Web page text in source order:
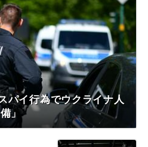
パイ行為でウクライナ人
」